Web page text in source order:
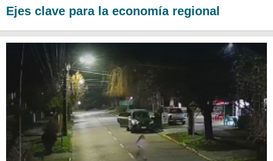
Ejes clave para la economía regional